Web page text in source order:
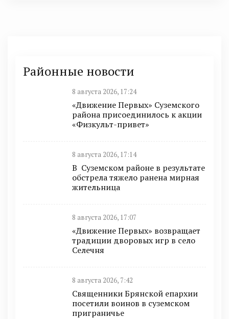
Районные новости
8 августа 2026, 17:24
«Движение Первых» Суземского
района присоединилось к акции
«Физкульт-привет»
8 августа 2026, 17:14
В Суземском районе в результате
обстрела тяжело ранена мирная
жительница
8 августа 2026, 17:07
«Движение Первых» возвращает
традиции дворовых игр в село
Селечня
8 августа 2026, 7:42
Священники Брянской епархии
посетили воинов в суземском
приграничье